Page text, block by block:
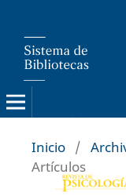
Inicio /
Artículos